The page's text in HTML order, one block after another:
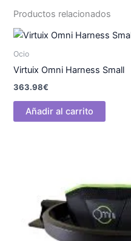
Productos relacionados
Ocio
Virtuix Omni Harness Small
363.98€
Añadir al carrito